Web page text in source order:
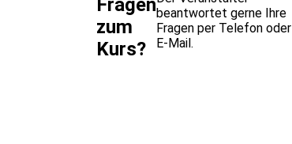
Fragen
zum
Kurs?
beantwortet gerne Ihre
Fragen per Telefon oder
E-Mail.